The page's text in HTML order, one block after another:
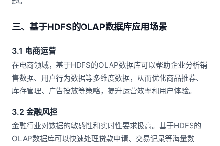
三、基于HDFS的OLAP数据库应用场景
3.1 电商运营
在电商领域，基于HDFS的OLAP数据库可以帮助企业分析销
售数据、用户行为数据等多维度数据，从而优化商品推荐、
库存管理、广告投放等策略，提升运营效率和用户体验。
3.2 金融风控
金融行业对数据的敏感性和实时性要求极高。基于HDFS的
OLAP数据库可以快速处理贷款申请、交易记录等海量数